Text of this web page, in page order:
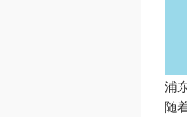
浦
随